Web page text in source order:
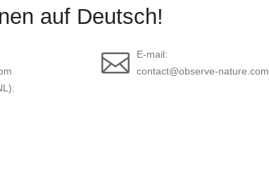
auf Deutsch!
E-mail:
contact@observe-nature.com